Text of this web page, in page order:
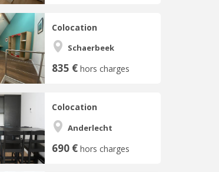
Colocation
Schaerbeek
835 € hors charges
Colocation
Anderlecht
690 € hors charges